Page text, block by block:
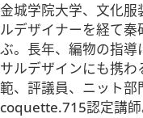
金城学院大学、文化
ルデザイナーを経て
ぶ。長年、編物の指導
サルデザインにも携
範、評議員、ニット部
coquette.715認定講師